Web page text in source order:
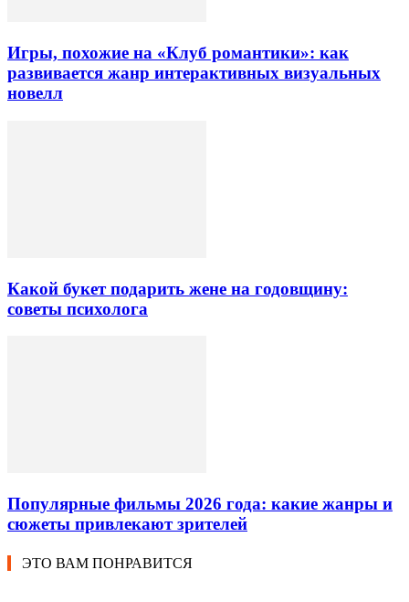
Игры, похожие на «Клуб романтики»: как
развивается жанр интерактивных визуальных
новелл
Какой букет подарить жене на годовщину:
советы психолога
Популярные фильмы 2026 года: какие жанры и
сюжеты привлекают зрителей
ЭТО ВАМ ПОНРАВИТСЯ